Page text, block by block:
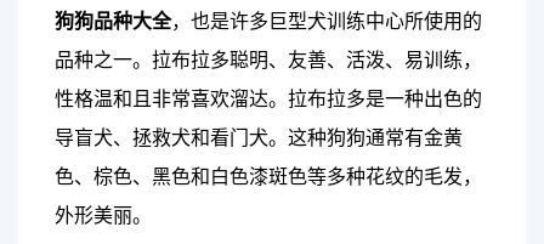
狗狗品种大全，也是许多巨型犬训练中心所使用的
品种之一。拉布拉多聪明、友善、活泼、易训练，
性格温和且非常喜欢溜达。拉布拉多是一种出色的
导盲犬、拯救犬和看门犬。这种狗狗通常有金黄
色、棕色、黑色和白色漆斑色等多种花纹的毛发，
外形美丽。